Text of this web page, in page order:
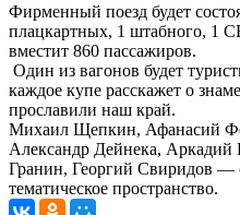
Фирменный поезд будет
плацкартных, 1 штабного, 1
вместит 860 пассажиров.
Один из вагонов будет
каждое купе расскажет о
прославили наш край.
Михаил Щепкин, Афанасий
Александр Дейнека,
Гранин, Георгий Свиридов —
тематическое пространство.